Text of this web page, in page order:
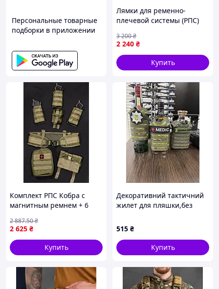
Персональные товарные
подборки в приложении
Лямки для ременно-
плечевой системы (РПС)
мультикам, тактические
военные разгрузочные
2 240 ₴
3 200₴
Купить
Комплект РПС Кобра с
магнитным ремнем + 6
2 625 ₴
2 887.50₴
Купить
Декоративний тактичний
жилет для пляшки,без
515 ₴
Купить